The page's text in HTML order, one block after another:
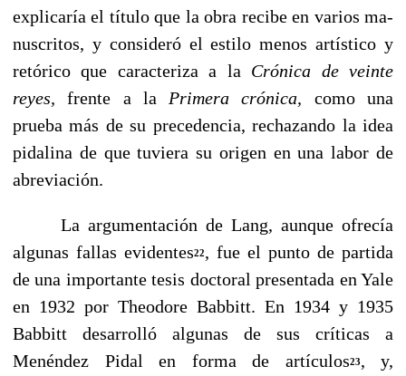
explicaría el título que la obra recibe en varios ma­
nuscritos, y consideró el estilo menos artístico y
retórico que caracteriza a la Crónica de veinte
reyes,frente a la Primera crónica, como una
prueba más de su precedencia, rechazando la idea
pidalina de que tuviera su origen en una labor de
abreviación.
La argumentación de Lang, aunque ofrecía
algunas fallas evidentes22, fue el punto de partida
de una importante tesis doctoral presentada en Yale
en 1932 por Theodore Babbitt. En 1934 y 1935
Babbitt desarrolló algunas de sus críticas a
Menéndez Pidal en for­ma de artículos23, y,